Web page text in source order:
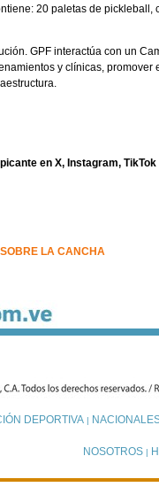
20 paletas de
GPF interactúa con un
y clínicas, promover
en X, Instagram,
LA CANCHA
DEPORTIVA|
NOSOTROS |